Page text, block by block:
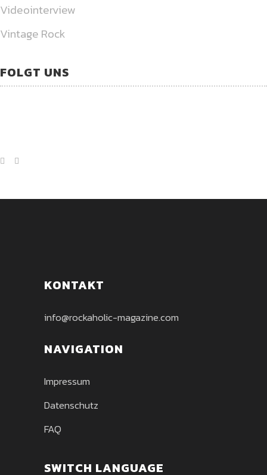
Videointerview
Vintage Rock
FOLGT UNS
KONTAKT
info@rockaholic-magazine.com
NAVIGATION
Impressum
Datenschutz
FAQ
SWITCH LANGUAGE